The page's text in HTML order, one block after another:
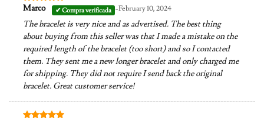
Valorado en
Marco -February 10, 2024
The bracelet is very nice and as advertised. The best thing
about buying from this seller was that I made a mistake on the
required length of the bracelet (too short) and so I contacted
them. They sent me a new longer bracelet and only charged me
for shipping. They did not require I send back the original
bracelet. Great customer service!